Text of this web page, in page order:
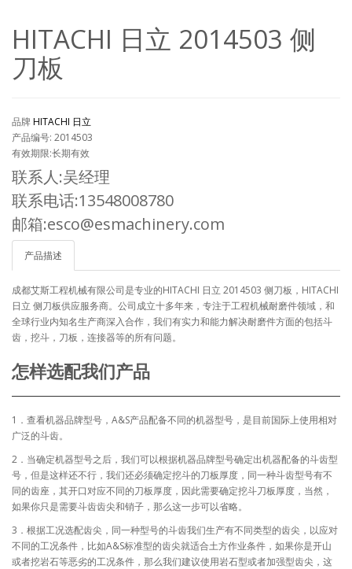
HITACHI 日立 2014503 侧
刀板
品牌HITACHI 日立
产品编号: 2014503
有效期限:长期有效
联系人:吴经理
联系电话:13548008780
邮箱:esco@esmachinery.com
产品描述
成都艾斯工程机械有限公司是专业的HITACHI 日立 2014503 侧刀板，HITACHI
日立 侧刀板供应服务商。公司成立十多年来，专注于工程机械耐磨件领域，和
全球行业内知名生产商深入合作，我们有实力和能力解决耐磨件方面的包括斗
齿，挖斗，刀板，连接器等的所有问题。
怎样选配我们产品
1．查看机器品牌型号，A&S产品配备不同的机器型号，是目前国际上使用相对
广泛的斗齿。
2．当确定机器型号之后，我们可以根据机器品牌型号确定出机器配备的斗齿型
号，但是这样还不行，我们还必须确定挖斗的刀板厚度，同一种斗齿型号有不
同的齿座，其开口对应不同的刀板厚度，因此需要确定挖斗刀板厚度，当然，
如果你只是需要斗齿齿尖和销子，那么这一步可以省略。
3．根据工况选配齿尖，同一种型号的斗齿我们生产有不同类型的齿尖，以应对
不同的工况条件，比如A&S标准型的齿尖就适合土方作业条件，如果你是开山
或者挖岩石等恶劣的工况条件，那么我们建议使用岩石型或者加强型齿尖，这